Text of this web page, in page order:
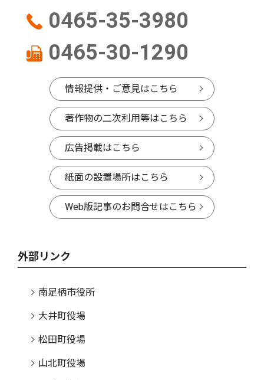
0465-35-3980
0465-30-1290
情報提供・ご意見はこちら
著作物の二次利用等はこちら
広告掲載はこちら
紙面の設置場所はこちら
Web版記事のお問合せはこちら
外部リンク
南足柄市役所
大井町役場
松田町役場
山北町役場